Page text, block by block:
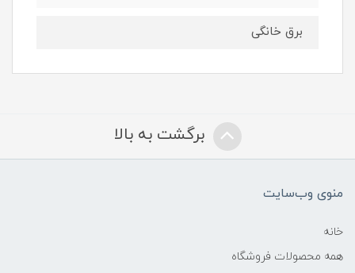
برق خانگی
برگشت به بالا
منوی وب‌سایت
خانه
همه محصولات فروشگاه